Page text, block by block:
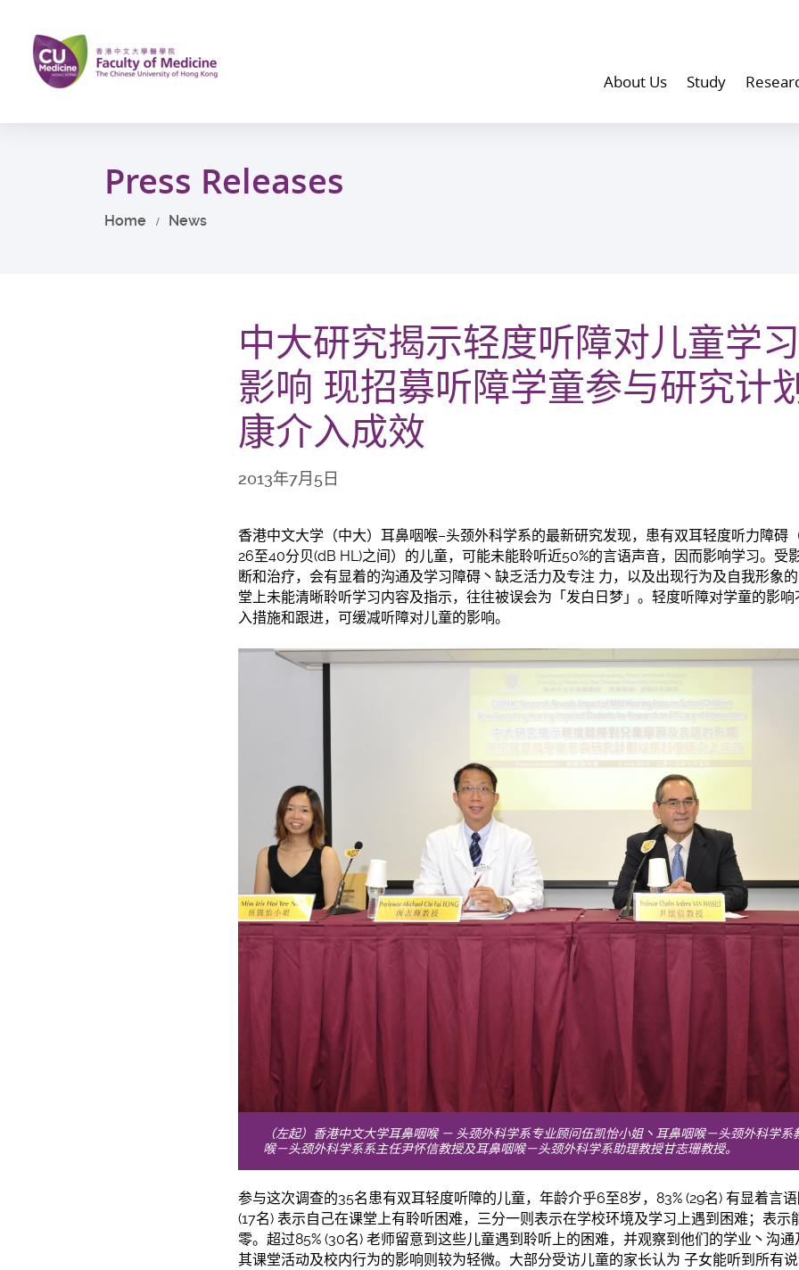
main
content
About Us Study
Press Releases
Home News
中大研究揭示轻度听障对儿童学
影响 现招募听障学童参与研究计
康介入成效
2013年7月5日
香港中文大学（中大）耳鼻咽喉–头颈外科学系的最新研究发现，患有双耳轻度听力障碍
26至40分贝(dB HL)之间）的儿童，可能未能聆听近50%的言语声音，因而影响学习。受
断和治疗，会有显着的沟通及学习障碍丶缺乏活力及专注 力，以及出现行为及自我形象
堂上未能清晰聆听学习内容及指示，往往被误会为「发白日梦」。轻度听障对学童的影
入措施和跟进，可缓减听障对儿童的影响。
（左起）香港中文大学耳鼻咽喉 － 头颈外科学系专业顾问伍凯怡小姐丶耳鼻咽喉－头颈外科学
喉－头颈外科学系系主任尹怀信教授及耳鼻咽喉－头颈外科学系助理教授甘志珊教授。
参与这次调查的35名患有双耳轻度听障的儿童，年龄介乎6至8岁，83% (29名) 有显着言
(17名) 表示自己在课堂上有聆听困难，三分一则表示在学校环境及学习上遇到困难；表示
零。超过85% (30名) 老师留意到这些儿童遇到聆听上的困难，并观察到他们的学业丶沟
其课堂活动及校内行为的影响则较为轻微。大部分受访儿童的家长认为 子女能听到所有